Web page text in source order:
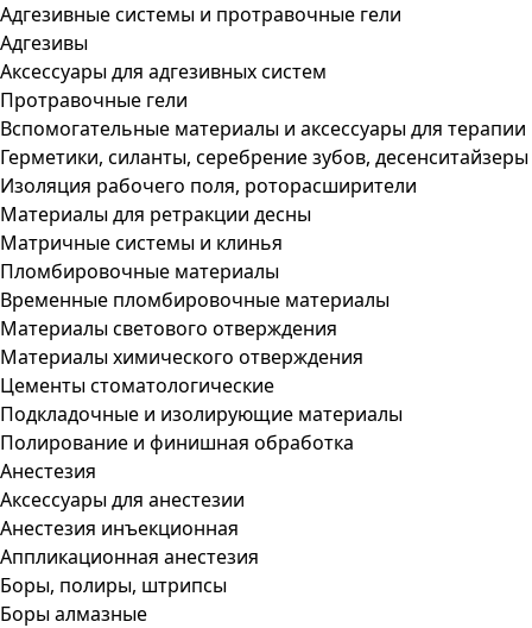
Адгезивные системы и протравочные гели
Адгезивы
Аксессуары для адгезивных систем
Протравочные гели
Вспомогательные материалы и аксессуары для терапии
Герметики, силанты, серебрение зубов, десенситайзеры
Изоляция рабочего поля, роторасширители
Материалы для ретракции десны
Матричные системы и клинья
Пломбировочные материалы
Временные пломбировочные материалы
Материалы светового отверждения
Материалы химического отверждения
Цементы стоматологические
Подкладочные и изолирующие материалы
Полирование и финишная обработка
Анестезия
Аксессуары для анестезии
Анестезия инъекционная
Аппликационная анестезия
Боры, полиры, штрипсы
Боры алмазные